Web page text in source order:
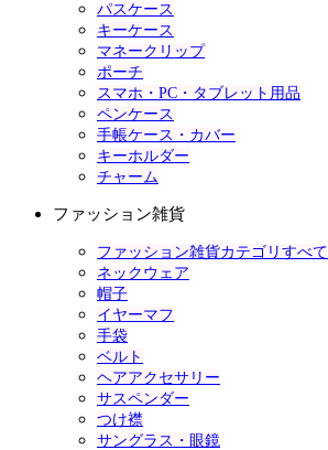
パスケース
キーケース
マネークリップ
ポーチ
スマホ・PC・タブレット用品
ペンケース
手帳ケース・カバー
キーホルダー
チャーム
ファッション雑貨
ファッション雑貨カテゴリすべて
ネックウェア
帽子
イヤーマフ
手袋
ベルト
ヘアアクセサリー
サスペンダー
つけ襟
サングラス・眼鏡